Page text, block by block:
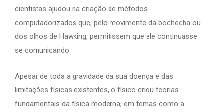
cientistas ajudou na criação de métodos
computadorizados que, pelo movimento da bochecha ou
dos olhos de Hawking, permitissem que ele continuasse
se comunicando.
Apesar de toda a gravidade da sua doença e das
limitações físicas existentes, o físico criou teorias
fundamentais da física moderna, em temas como a